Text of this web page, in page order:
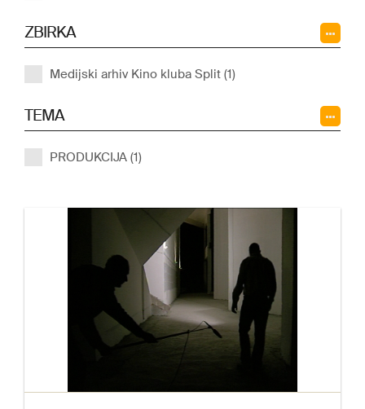
ZBIRKA
Medijski arhiv Kino kluba Split (1)
TEMA
PRODUKCIJA (1)